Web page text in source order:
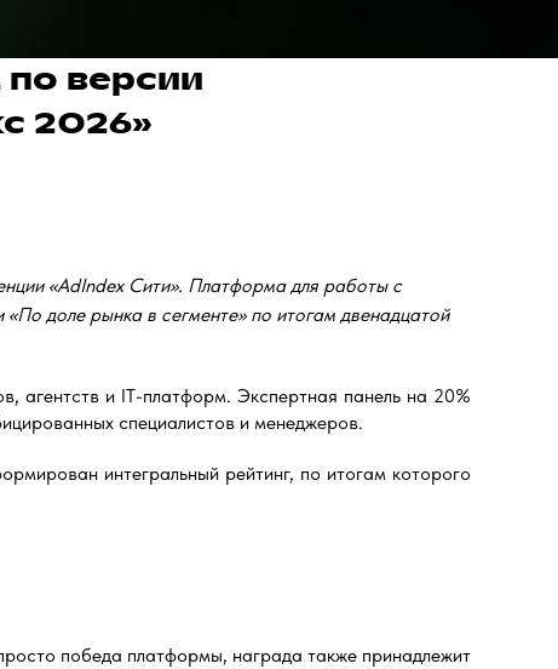
версии
2026»
«AdIndex Сити». Платформа для работы с
доле рынка в сегменте» по итогам двенадцатой
агентств и IT-платформ. Экспертная панель на 20%
специалистов и менеджеров.
интегральный рейтинг, по итогам которого
победа платформы, награда также принадлежит